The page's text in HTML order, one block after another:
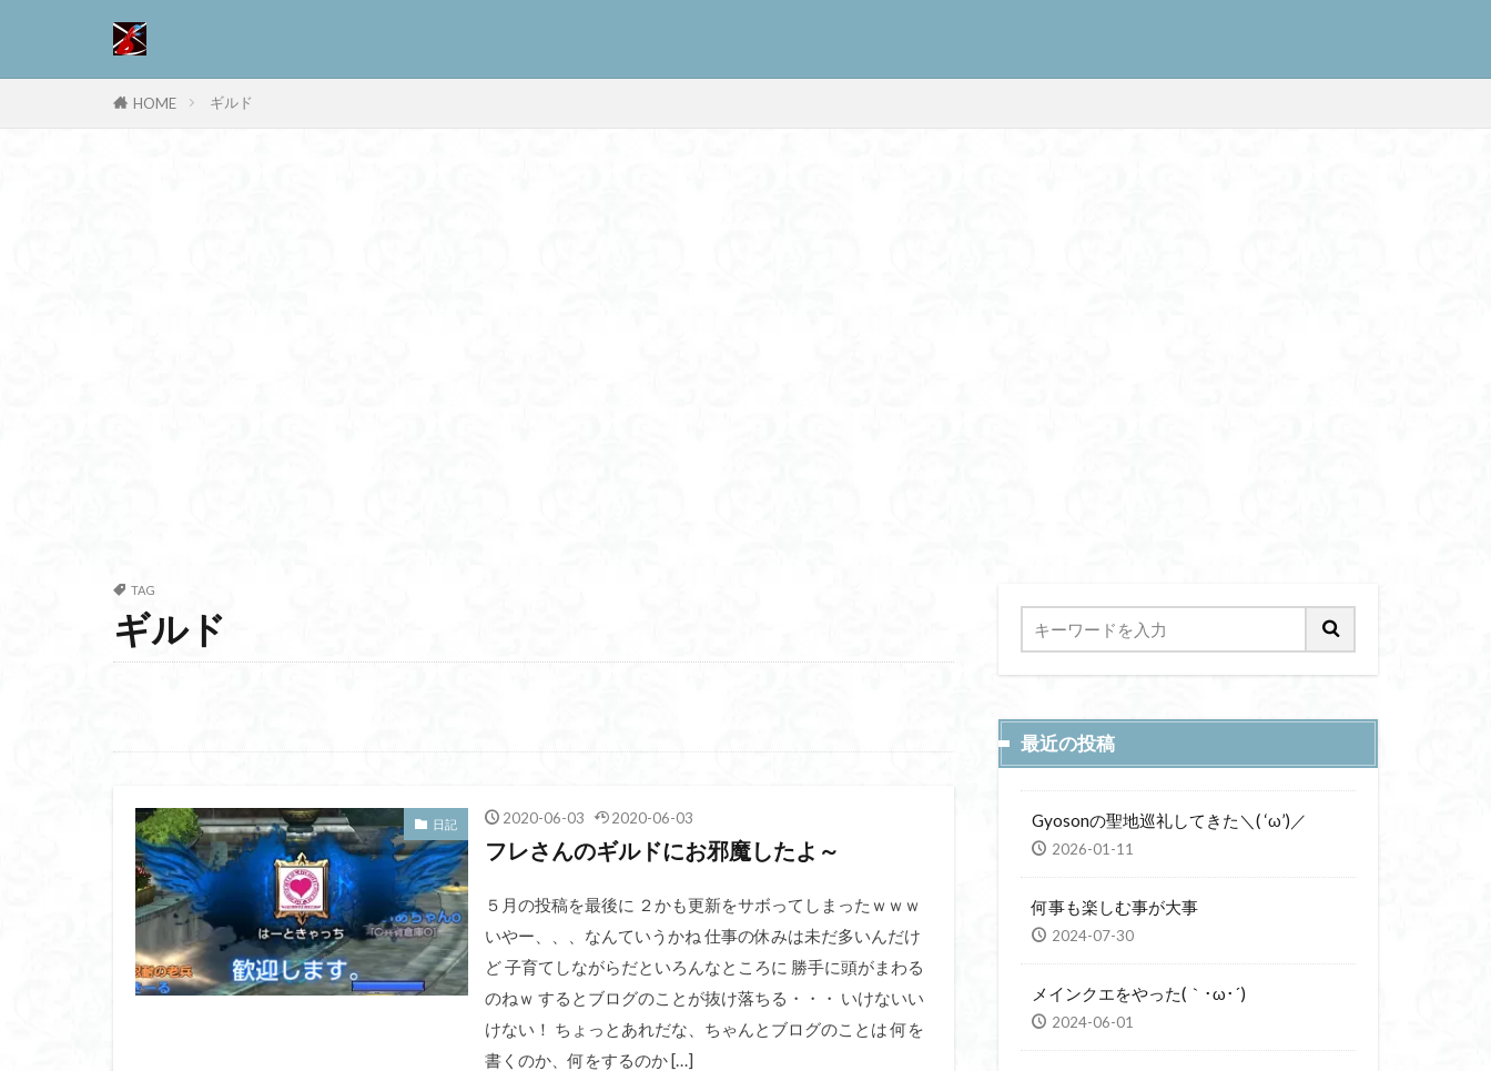
HOME ギルド
TAG
ギルド
日記 2020-06-03 2020-06-03
フレさんのギルドにお邪魔したよ～
５月の投稿を最後に ２かも更新をサボってしまったｗｗｗ
いやー、、、なんていうかね 仕事の休みは未だ多いんだけ
ど 子育てしながらだといろんなところに 勝手に頭がまわる
のねｗ するとブログのことが抜け落ちる・・・ いけないい
けない！ ちょっとあれだな、ちゃんとブログのことは 何を
書くのか、何をするのか […]
最近の投稿
Gyosonの聖地巡礼してきた＼( ‘ω’)／
2026-01-11
何事も楽しむ事が大事
2024-07-30
メインクエをやった(｀･ω･´)
2024-06-01